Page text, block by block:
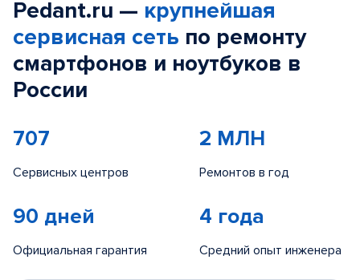
Pedant.ru — крупнейшая
сервисная сеть по ремонту
смартфонов и ноутбуков в
России
707
Сервисных центров
2 МЛН
Ремонтов в год
90 дней
Официальная гарантия
4 года
Средний опыт инженера